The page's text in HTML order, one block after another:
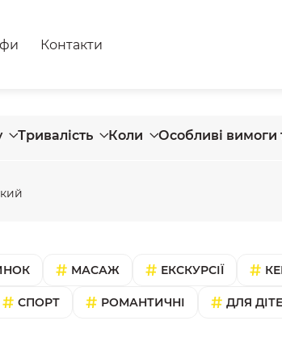
Контакти
Тривалість Коли Особливі вимоги
МАСАЖ ЕКСКУРСІЇ
СПОРТ РОМАНТИЧНІ ДЛЯ